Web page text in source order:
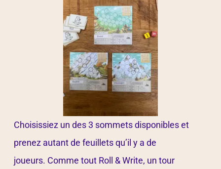
Choisissiez un des 3 sommets disponibles et
prenez autant de feuillets qu’il y a de
joueurs. Comme tout Roll & Write, un tour